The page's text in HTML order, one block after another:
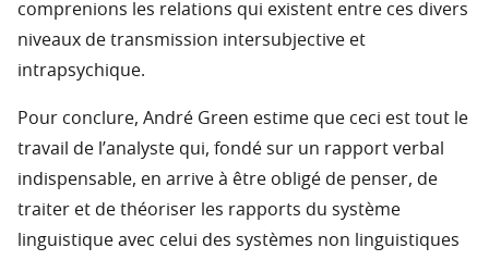
comprenions les relations qui existent entre ces divers
niveaux de transmission intersubjective et
intrapsychique.
Pour conclure, André Green estime que ceci est tout le
travail de l’analyste qui, fondé sur un rapport verbal
indispensable, en arrive à être obligé de penser, de
traiter et de théoriser les rapports du système
linguistique avec celui des systèmes non linguistiques